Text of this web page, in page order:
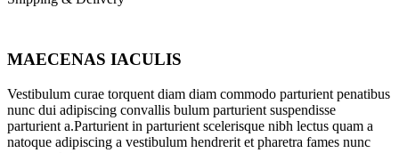
MAECENAS IACULIS
Vestibulum curae torquent diam diam commodo parturient penatibus
nunc dui adipiscing convallis bulum parturient suspendisse
parturient a.Parturient in parturient scelerisque nibh lectus quam a
natoque adipiscing a vestibulum hendrerit et pharetra fames nunc